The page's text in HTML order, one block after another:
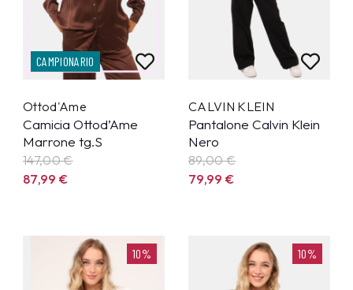
CAMPIONARIO
Ottod'Ame
Camicia Ottod’Ame
Marrone tg.S
147,00 €
87,99€
CALVIN KLEIN
Pantalone Calvin Klein
Nero
89,00 €
79,99€
10% 10%